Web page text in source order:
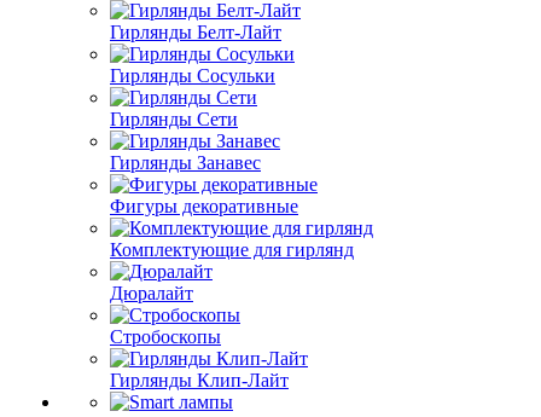
Гирлянды Белт-Лайт
Гирлянды Сосульки
Гирлянды Сети
Гирлянды Занавес
Фигуры декоративные
Комплектующие для гирлянд
Дюралайт
Стробоскопы
Гирлянды Клип-Лайт